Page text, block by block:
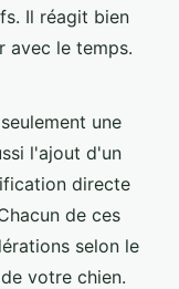
Il réagit bien
avec le temps.
une
l'ajout d'un
directe
de ces
selon le
votre chien.